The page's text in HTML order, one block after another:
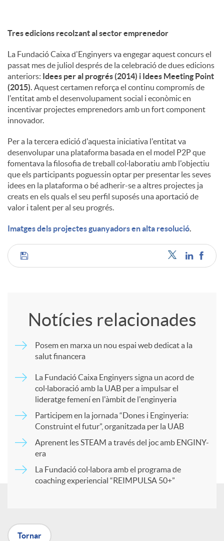
Tres edicions recolzant al sector emprenedor
La Fundació Caixa d'Enginyers va engegar aquest concurs el
passat mes de juliol després de la celebració de dues edicions
anteriors: Idees per al progrés (2014) i Idees Meeting Point
(2015). Aquest certamen reforça el continu compromís de
l'entitat amb el desenvolupament social i econòmic en
incentivar projectes emprenedors amb un fort component
innovador.
Per a la tercera edició d'aquesta iniciativa l'entitat va
desenvolupar una plataforma basada en el model P2P que
fomentava la filosofia de treball col·laboratiu amb l'objectiu
que els participants poguessin optar per presentar les seves
idees en la plataforma o bé adherir-se a altres projectes ja
creats en els quals el seu perfil suposés una aportació de
valor i talent per al seu progrés.
Imatges dels projectes guanyadors en alta resolució.
C
m
t
r
Notícies relacionades
Posem en marxa un nou espai web dedicat a la
salut financera
La Fundació Caixa Enginyers signa un acord de
col·laboració amb la UAB per a impulsar el
lideratge femení en l'àmbit de l'enginyeria
Participem en la jornada “Dones i Enginyeria:
Construint el futur”, organitzada per la UAB
Aprenent les STEAM a través del joc amb ENGINY-
era
La Fundació col·labora amb el programa de
coaching experiencial “REIMPULSA 50+”
Tornar